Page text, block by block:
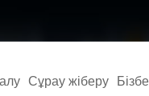
Сұрау жіберу